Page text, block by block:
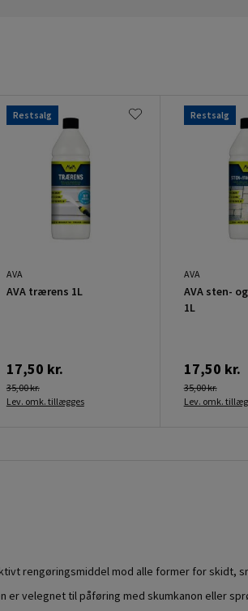
Restsalg
AVA
AVA trærens 1L
17,50 kr.
35,00 kr.
Lev. omk. tillægges
Restsalg
AVA
AVA sten-
1L
17,50 kr.
35,00 kr.
Lev. omk.
rengøringsmiddel mod alle former for
er velegnet til påføring med skumkanon eller